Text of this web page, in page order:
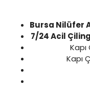
Bursa Nilüfer
7/24 Acil
Kapı
Kapı